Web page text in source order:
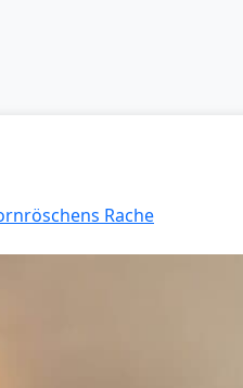
Rache